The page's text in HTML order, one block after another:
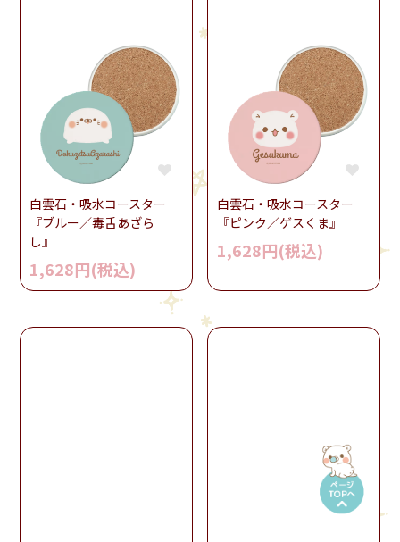
白雲石・吸水コースター
『ブルー／毒舌あざら
し』
1,628円(税込)
白雲石・吸水コースター
『ピンク／ゲスくま』
1,628円(税込)